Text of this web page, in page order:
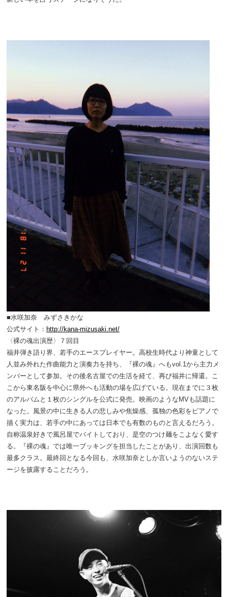
■水咲加奈 みずさきかな
公式サイト： http://kana-mizusaki.net/
〈裸の魂出演歴〉７回目
福井弾き語り界、若手のエースプレイヤー。高校生時代より神童として
人並み外れた作曲能力と演奏力を持ち、『裸の魂』へもvol.1から主力メ
ンバーとして参加。その後名古屋での生活を経て、再び福井に帰還。こ
こから東名阪を中心に県外へも活動の場を広げている。現在までに３枚
のアルバムと１枚のシングルを公式に発売。映画のようなMVも話題に
なった。風景の中に生きる人の悲しみや焦燥感、孤独の色彩をピアノで
描く実力は、若手の中にあっては日本でも有数のものと言えるだろう。
自称温泉好きで風呂屋でバイトしており、是空のつけ麺をこよなく愛す
る。『裸の魂』では唯一ブッキングを担当したことがあり、出演回数も
最多クラス。最終回となる今回も、水咲加奈としか言いようのないステ
ージを披露することだろう。